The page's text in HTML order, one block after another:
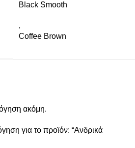
Black Smooth
,
Coffee Brown
ακόμη.
για το προϊόν: “Ανδρικά